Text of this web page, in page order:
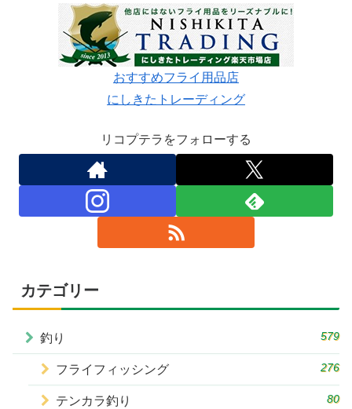
おすすめフライ用品店
にしきたトレーディング
リコプテラをフォローする
カテゴリー
釣り 579
フライフィッシング 276
テンカラ釣り 80